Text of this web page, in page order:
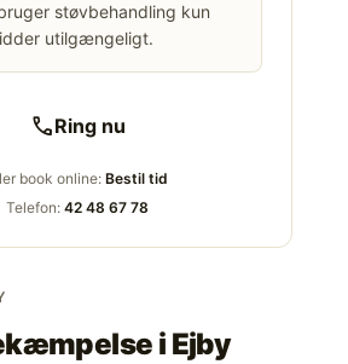
støvbehandling kun
utilgængeligt.
callRing nu
book online: Bestil tid
Telefon: 42 48 67 78
i Ejby